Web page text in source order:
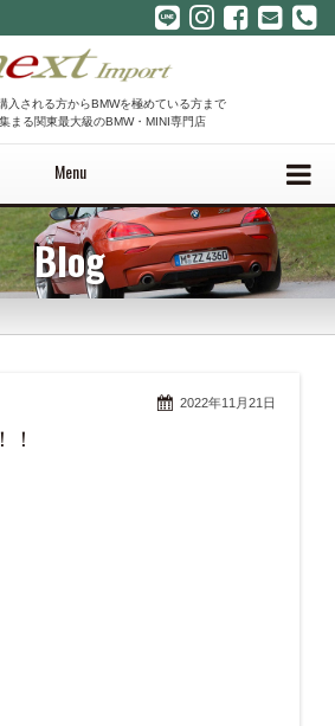
入される方からBMWを極めている方まで
まる関東最大級のBMW・MINI専門店
Menu
Blog
2022年11月21日
！